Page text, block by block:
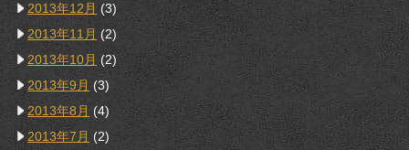
2013年12月 (3)
2013年11月 (2)
2013年10月 (2)
2013年9月 (3)
2013年8月 (4)
2013年7月 (2)